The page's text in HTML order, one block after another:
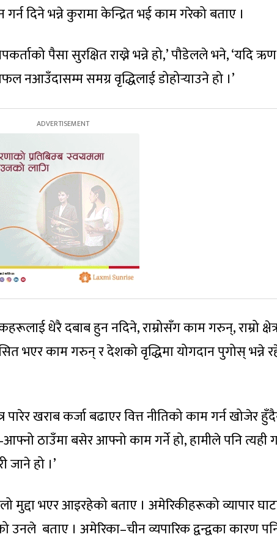
दिने भन्ने कुरामा केन्द्रित भई काम गरेको बताए ।
पैसा सुरक्षित राख्ने भन्ने हो,’ पौडेलले भने, ‘यदि ऋण
नआउँदासम्म समग्र वृद्धिलाई डोहोर्‍याउने हो ।’
धेरै दबाब हुन नदिने, राम्रोसँग काम गरुन्, राम्रो
भएर काम गरुन् र देशको वृद्धिमा योगदान पुगोस् भन्ने
खराब कर्जा बढाएर वित्त नीतिको काम गर्न खोजेर
ठाउँमा बसेर आफ्नो काम गर्ने हो, हामीले पनि त्यही
जाने हो ।’
ठूलो मुद्दा भएर आइरहेको बताए । अमेरिकीहरूको व्यापार
उनले बताए । अमेरिका–चीन व्यपारिक द्वन्द्वका कारण